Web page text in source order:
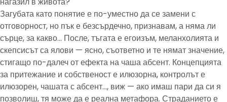
Загубата като понятие е по-уместно да се замени с
отговорност, но пък е безсърдечно, признавам, а няма ли
сърце, за какво… После, тъгата е егоизъм, меланхолията и
скепсисът са ялови — ясно, съответно и те нямат значение,
стигащо по-далеч от ефекта на чаша абсент. Концепцията
за притежание и собственост е илюзорна, контролът е
илюзорен, чашата с абсент…, виж — ако имаш пари да си я
позволиш, тя може да е реална метафора. Страданието е